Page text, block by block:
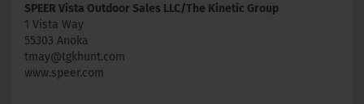
SPEER Vista Outdoor Sales LLC/The Kinetic Group
1 Vista Way
55303 Anoka
tmay@tgkhunt.com
www.speer.com